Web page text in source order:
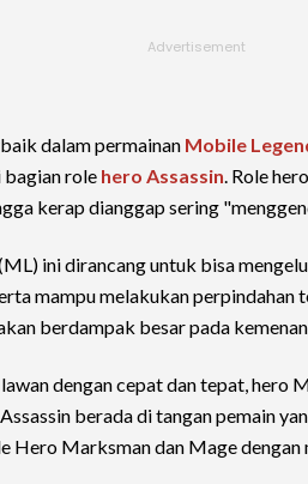
dalam permainan Mobile
role hero Assassin. Role
kerap dianggap sering
ini dirancang untuk bisa
mampu melakukan
berdampak besar pada
dengan cepat dan tepat, hero
berada di tangan pemain
Hero Marksman dan Mage dengan